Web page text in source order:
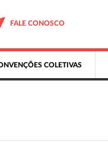
FALE CONOSCO
COLETIVAS